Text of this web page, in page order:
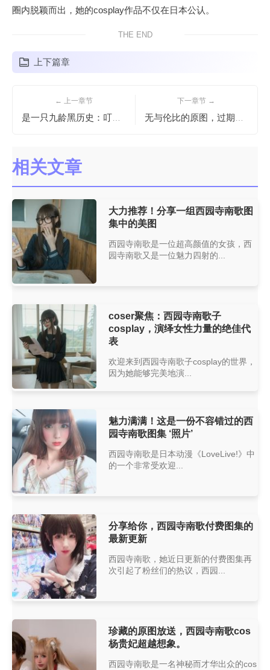
圈内脱颖而出，她的cosplay作品不仅在日本公认。
THE END
上下篇章
← 上一章节
是一只九龄黑历史：叮咚！摄影照片大集合，满足你的美感诉求
下一章节 →
无与伦比的原图，过期米线喵喵图片好看到爆表
相关文章
大力推荐！分享一组西园寺南歌图
集中的美图
西园寺南歌是一位超高颜值的女孩，西
园寺南歌又是一位魅力四射的...
coser聚焦：西园寺南歌子
cosplay，演绎女性力量的绝佳代
表
欢迎来到西园寺南歌子cosplay的世界，
因为她能够完美地演...
魅力满满！这是一份不容错过的西
园寺南歌图集 ‘照片’
西园寺南歌是日本动漫《LoveLive!》中
的一个非常受欢迎...
分享给你，西园寺南歌付费图集的
最新更新
西园寺南歌，她近日更新的付费图集再
次引起了粉丝们的热议，西园...
珍藏的原图放送，西园寺南歌cos
杨贵妃超越想象。
西园寺南歌是一名神秘而才华出众的cos